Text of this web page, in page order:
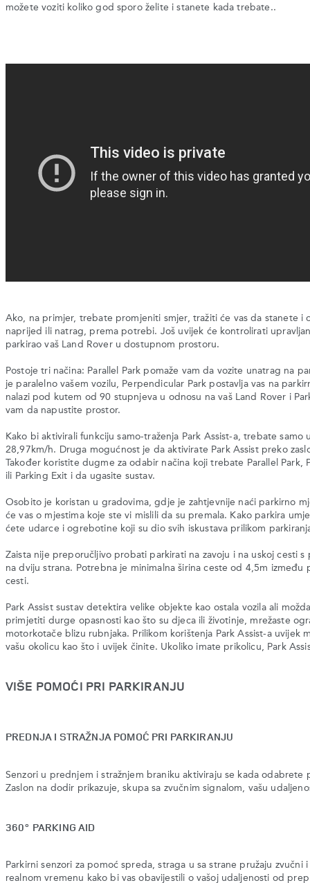
možete voziti koliko god sporo želite i stanete kada trebate..
Ako, na primjer, trebate promjeniti smjer, tražiti će vas da stanete i
naprijed ili natrag, prema potrebi. Još uvijek će kontrolirati
parkirao vaš Land Rover u dostupnom prostoru.
Postoje tri načina: Parallel Park pomaže vam da vozite unatrag na
je paralelno vašem vozilu, Perpendicular Park postavlja vas na
nalazi pod kutem od 90 stupnjeva u odnosu na vaš Land Rover i
vam da napustite prostor.
Kako bi aktivirali funkciju samo-traženja Park Assist-a, trebate samo
28,97km/h. Druga mogućnost je da aktivirate Park Assist preko
Također koristite dugme za odabir načina koji trebate Parallel Park,
ili Parking Exit i da ugasite sustav.
Osobito je koristan u gradovima, gdje je zahtjevnije naći parkirno
će vas o mjestima koje ste vi mislili da su premala. Kako parkira
ćete udarce i ogrebotine koji su dio svih iskustava prilikom
Zaista nije preporučljivo probati parkirati na zavoju i na uskoj cesti s
na dviju strana. Potrebna je minimalna širina ceste od 4,5m između
cesti.
Park Assist sustav detektira velike objekte kao ostala vozila ali
primjetiti durge opasnosti kao što su djeca ili životinje, mrežaste
motorkotače blizu rubnjaka. Prilikom korištenja Park Assist-a uvijek
vašu okolicu kao što i uvijek činite. Ukoliko imate prikolicu, Park
VIŠE POMOĆI PRI PARKIRANJU
PREDNJA I STRAŽNJA POMOĆ PRI PARKIRANJU
Senzori u prednjem i stražnjem braniku aktiviraju se kada odabrete
Zaslon na dodir prikazuje, skupa sa zvučnim signalom, vašu
360° PARKING AID
Parkirni senzori za pomoć spreda, straga u sa strane pružaju zvučni
realnom vremenu kako bi vas obavijestili o vašoj udaljenosti od